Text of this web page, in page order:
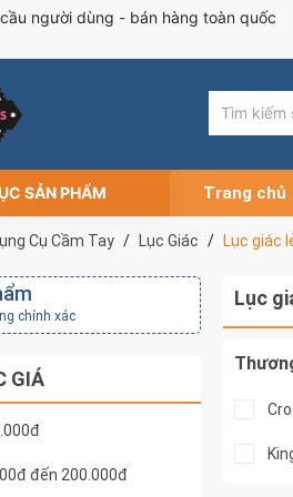
người dùng - bán hàng toàn quốc
SẢN PHẨM Trang chủ
Cụ Cầm Tay Lục Giác Lục giác
chính xác
GIÁ
đến 200.000đ
Lục